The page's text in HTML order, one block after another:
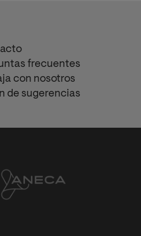
frecuentes
con nosotros
de sugerencias